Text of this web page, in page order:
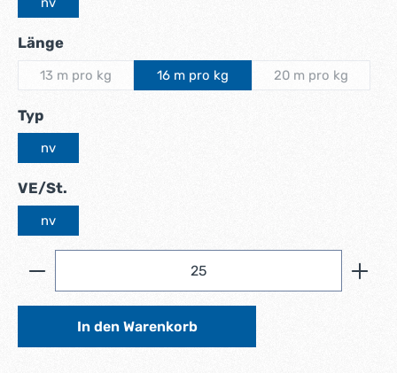
Längeauswählen
13 m pro kg
(Diese Option ist zurzeit nicht verfügbar.)
16 m pro kg 20 m pro kg
(Diese Option
Typauswählen
nv
VE/St.
nv
Produkt Anzahl: Gib den gewünschten Wert ein
In den Warenkorb